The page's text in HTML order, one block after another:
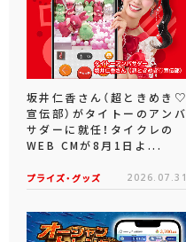
坂井仁香さん（超ときめき♡
宣伝部）がタイトーのアンバ
サダーに就任！タイクレの
WEB CMが8月1日よ...
プライズ・グッズ 2026.07.31